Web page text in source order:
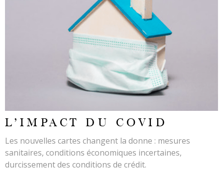
L'IMPACT DU COVID
Les nouvelles cartes changent la donne : mesures
sanitaires, conditions économiques incertaines,
durcissement des conditions de crédit.
LIRE L'ARTICLE